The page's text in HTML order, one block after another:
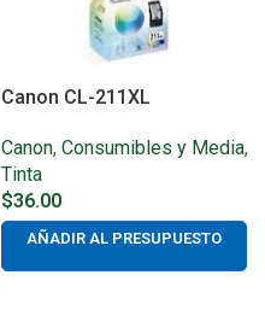
Canon CL-211XL
Canon, Consumibles y Media,
Tinta
$36.00
AÑADIR AL PRESUPUESTO